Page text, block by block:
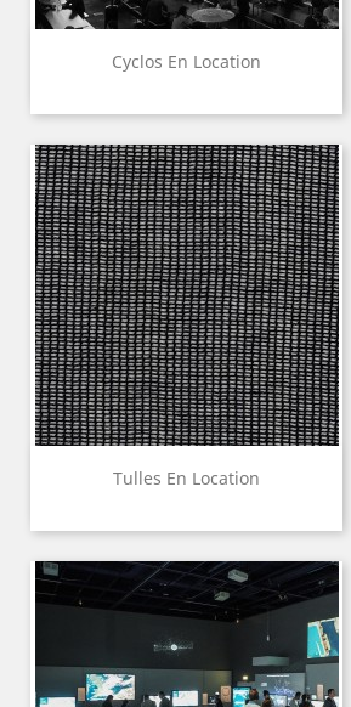
Cyclos En Location
Tulles En Location